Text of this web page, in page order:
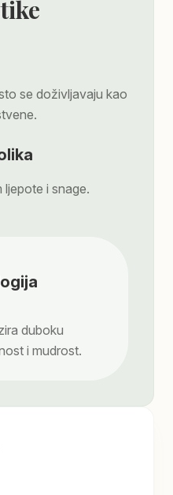
se doživljavaju kao
ljepote i snage.
duboku
i mudrost.